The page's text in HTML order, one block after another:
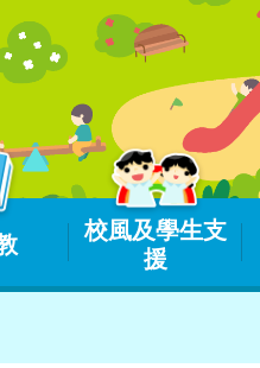
校風及學生支
援